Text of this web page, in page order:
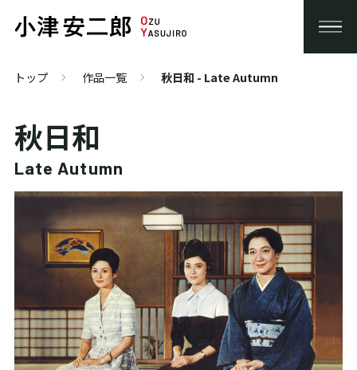
トップ 作品一覧 秋日和 - Late Autumn
秋日和
Late Autumn